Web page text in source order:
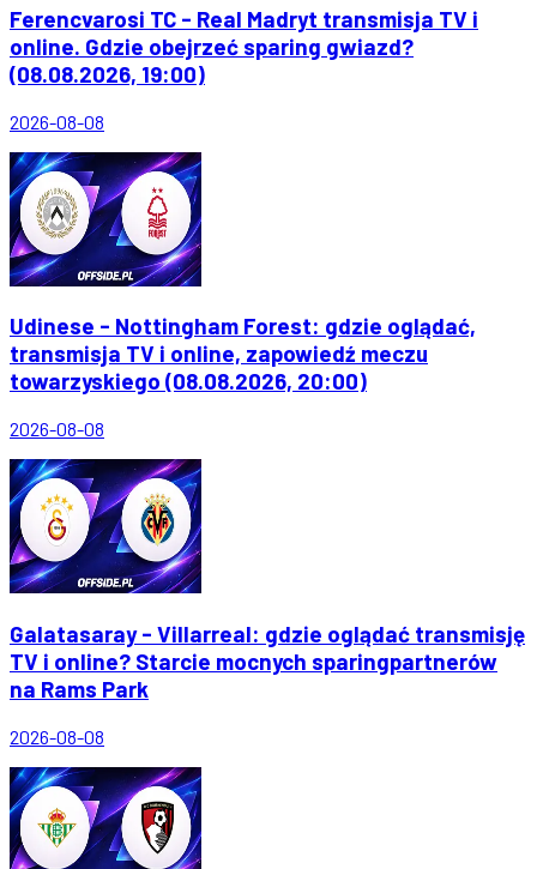
Ferencvarosi TC - Real Madryt transmisja TV i
online. Gdzie obejrzeć sparing gwiazd?
(08.08.2026, 19:00)
2026-08-08
Udinese - Nottingham Forest: gdzie oglądać,
transmisja TV i online, zapowiedź meczu
towarzyskiego (08.08.2026, 20:00)
2026-08-08
Galatasaray - Villarreal: gdzie oglądać transmisję
TV i online? Starcie mocnych sparingpartnerów
na Rams Park
2026-08-08